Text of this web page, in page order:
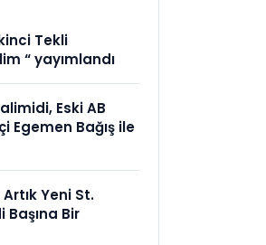
Tekli
“ yayımlandı
Eski AB
Egemen Bağış ile
Yeni St.
Başına Bir